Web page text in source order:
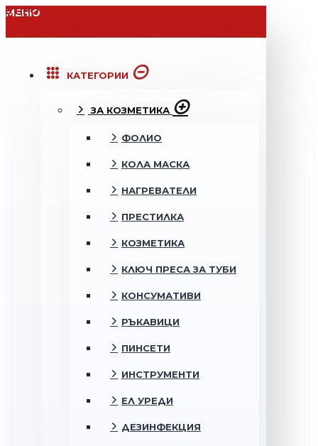
МЕНЮ
КАТЕГОРИИ
ЗА КОЗМЕТИКА
ФОЛИО
КОЛА МАСКА
НАГРЕВАТЕЛИ
ПРЕСТИЛКА
КОЗМЕТИКА
КЛЮЧ ПРЕСА ЗА ТУБИ
КОНСУМАТИВИ
РЪКАВИЦИ
ПИНСЕТИ
ИНСТРУМЕНТИ
ЕЛ УРЕДИ
ДЕЗИНФЕКЦИЯ
В ПРОИЗВОДСТВО